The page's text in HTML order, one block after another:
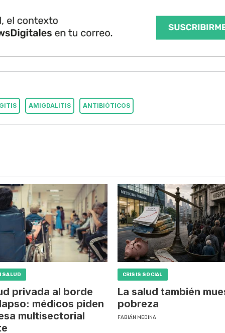
AMIGDALITIS ANTIBIÓTICOS
SALUD
privada al borde
médicos piden
multisectorial
CRISIS SOCIAL
La salud también
pobreza
FABIÁN MEDINA